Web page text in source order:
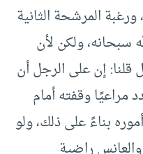
المرشحة الثانية
سبحانه، ولكن لأن
قلنا: إن على الرجل أن
مراعيًا وقفته أمام
بناءً على ذلك، ولو
راضية